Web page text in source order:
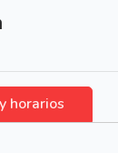
horarios